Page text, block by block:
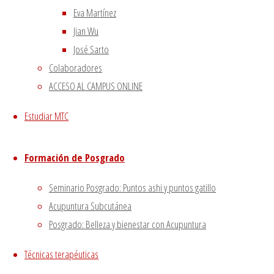
Eva Martínez
Jian Wu
José Sarto
Colaboradores
ACCESO AL CAMPUS ONLINE
Estudiar MTC
Formación de Posgrado
Seminario Posgrado: Puntos ashi y puntos gatillo
Acupuntura Subcutánea
Posgrado: Belleza y bienestar con Acupuntura
Técnicas terapéuticas
Tweets sobre liping_mtc
Blog – Últimos artículos
La decepción no mata, enseña
externo 7 agosto, 2020
Escuela de acupuntura y medicina tradicional china
Aviso Legal|
–|